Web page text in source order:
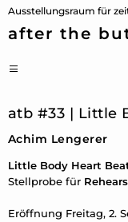
Ausstellungsraum für
after the
Zum
Inhalt
atb #33 | Little
Achim Lengerer
Little Body Heart
Stellprobe für
Eröffnung Freitag, 2.